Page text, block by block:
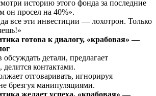
историю этого фонда за последние
он просел на 40%».
все эти инвестиции — лохотрон. Только
готова к диалогу, «крабовая» —
детали, предлагает
делится контактами.
отговаривать, игнорируя
брезгуя манипуляциями.